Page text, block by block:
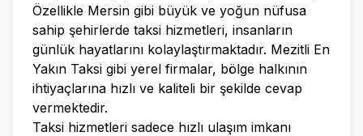
Özellikle Mersin gibi büyük ve yoğun nüfusa
sahip şehirlerde taksi hizmetleri, insanların
günlük hayatlarını kolaylaştırmaktadır. Mezitli En
Yakın Taksi gibi yerel firmalar, bölge halkının
ihtiyaçlarına hızlı ve kaliteli bir şekilde cevap
vermektedir.
Taksi hizmetleri sadece hızlı ulaşım imkanı